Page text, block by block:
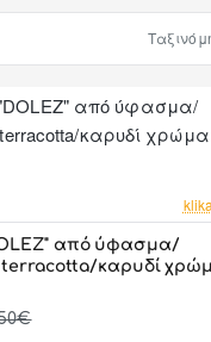
από ύφασμα/
terracotta/καρυδί